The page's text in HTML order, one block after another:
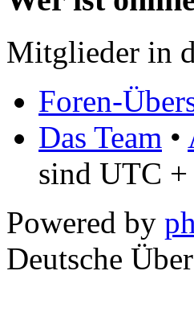
Mitglieder in
Foren-
Das Team •
sind UTC +
Powered by
Deutsche